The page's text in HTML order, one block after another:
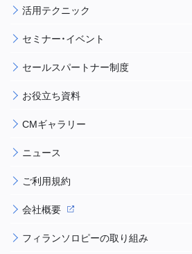
活用テクニック
セミナー・イベント
セールスパートナー制度
お役立ち資料
CMギャラリー
ニュース
ご利用規約
会社概要
フィランソロピーの取り組み